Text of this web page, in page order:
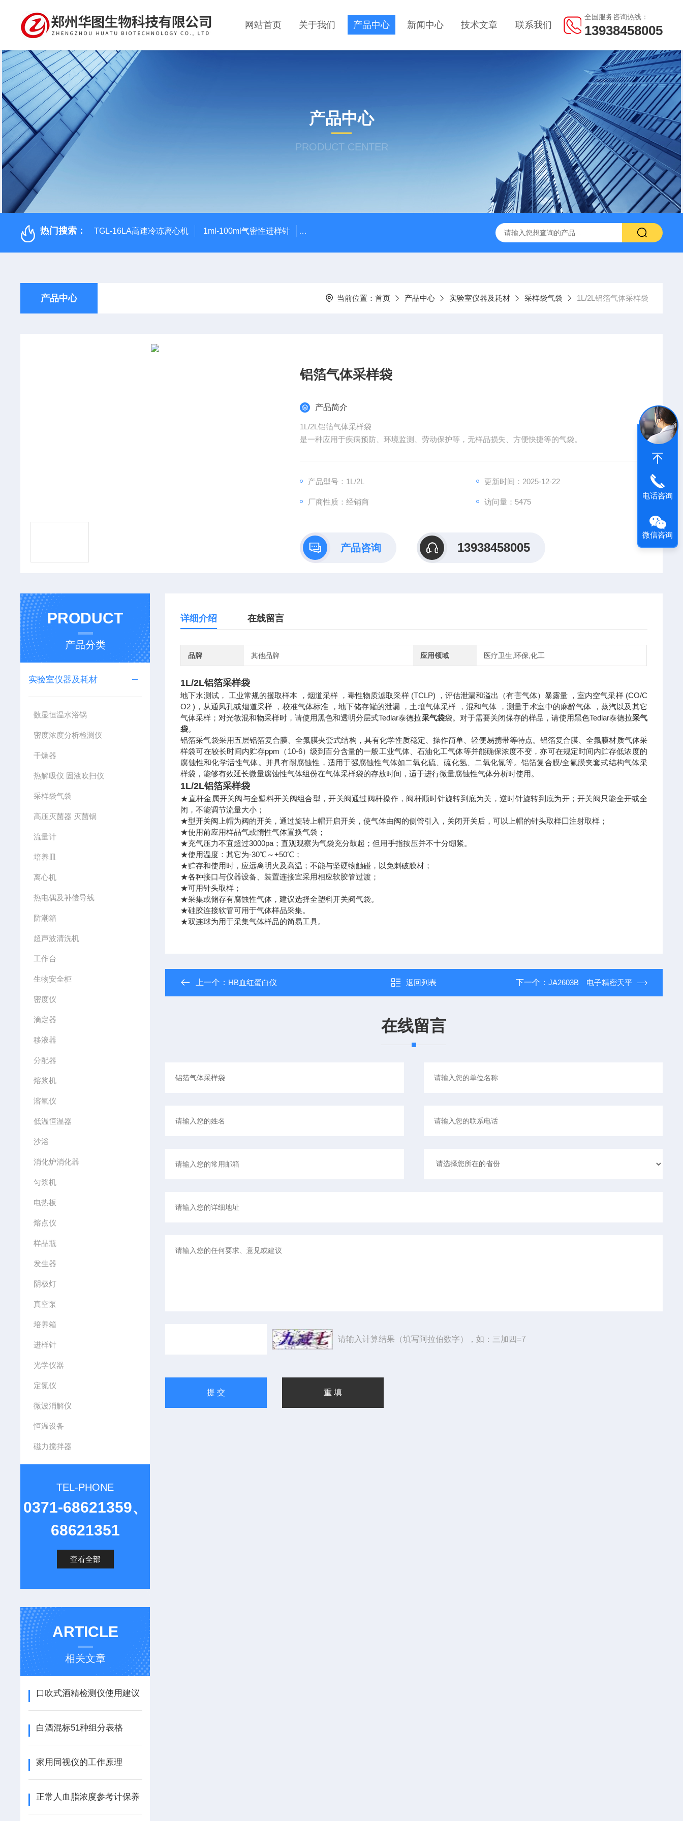
全国服务咨询热线：
13938458005
网站首页 关于我们 产品中心 新闻中心 技术文章 联系我们
产品中心
PRODUCT CENTER
热门搜索： TGL-16LA高速冷冻离心机 1ml-100ml气密性进样针 GWSY-1S高温恒温沙浴锅（300℃/600℃） GC-2060F智能血液中酒精色谱仪，血液酒精检测仪
产品中心 当前位置： 首页 产品中心 实验室仪器及耗材 采样袋气袋 1L/2L铝箔气体采样袋
铝箔气体采样袋
产品简介
1L/2L铝箔气体采样袋
是一种应用于疾病预防、环境监测、劳动保护等，无样品损失、方便快捷等的气袋。
产品型号：1L/2L 更新时间：2025-12-22
厂商性质：经销商 访问量：5475
产品咨询 13938458005
PRODUCT
产品分类
实验室仪器及耗材
数显恒温水浴锅
密度浓度分析检测仪
干燥器
热解吸仪 固液吹扫仪
采样袋气袋
高压灭菌器 灭菌锅
流量计
培养皿
离心机
热电偶及补偿导线
防潮箱
超声波清洗机
工作台
生物安全柜
密度仪
滴定器
移液器
分配器
熔浆机
溶氧仪
低温恒温器
沙浴
消化炉消化器
匀浆机
电热板
熔点仪
样品瓶
发生器
阴极灯
真空泵
培养箱
进样针
光学仪器
定氮仪
微波消解仪
恒温设备
磁力搅拌器
TEL-PHONE
0371-68621359、
68621351
查看全部
ARTICLE
相关文章
口吹式酒精检测仪使用建议
白酒混标51种组分表格
家用同视仪的工作原理
正常人血脂浓度参考计保养
详细介绍 在线留言
品牌 其他品牌 应用领域 医疗卫生,环保,化工
1L/2L铝箔采样袋
地下水测试， 工业常规的攫取样本 ，烟道采样 ，毒性物质滤取采样 (TCLP) ，评估泄漏和溢出（有害气体）暴露量 ，室内空气采样 (CO/C
O2 )，从通风孔或烟道采样 ，校准气体标准 ，地下储存罐的泄漏 ，土壤气体采样 ，混和气体 ，测量手术室中的麻醉气体 ，蒸汽以及其它
气体采样；对光敏混和物采样时，请使用黑色和透明分层式Tedlar泰德拉采气袋袋。对于需要关闭保存的样品，请使用黑色Tedlar泰德拉采气
袋。
铝箔采气袋采用五层铝箔复合膜、全氟膜夹套式结构，具有化学性质稳定、操作简单、轻便易携带等特点。铝箔复合膜、全氟膜材质气体采
样袋可在较长时间内贮存ppm（10-6）级到百分含量的一般工业气体、石油化工气体等并能确保浓度不变，亦可在规定时间内贮存低浓度的
腐蚀性和化学活性气体。并具有耐腐蚀性，适用于强腐蚀性气体如二氧化硫、硫化氢、二氧化氮等。铝箔复合膜/全氟膜夹套式结构气体采
样袋，能够有效延长微量腐蚀性气体组份在气体采样袋的存放时间，适于进行微量腐蚀性气体分析时使用。
1L/2L铝箔采样袋
★直杆金属开关阀与全塑料开关阀组合型，开关阀通过阀杆操作，阀杆顺时针旋转到底为关，逆时针旋转到底为开；开关阀只能全开或全
闭，不能调节流量大小；
★型开关阀上帽为阀的开关，通过旋转上帽开启开关，使气体由阀的侧管引入，关闭开关后，可以上帽的针头取样囗注射取样；
★使用前应用样品气或惰性气体置换气袋；
★充气压力不宜超过3000pa；直观观察为气袋充分鼓起；但用手指按压并不十分绷紧。
★使用温度：其它为-30℃～+50℃；
★贮存和使用时，应远离明火及高温；不能与坚硬物触碰，以免刺破膜材；
★各种接口与仪器设备、装置连接宜采用相应软胶管过渡；
★可用针头取样；
★采集或储存有腐蚀性气体，建议选择全塑料开关阀气袋。
★硅胶连接软管可用于气体样品采集。
★双连球为用于采集气体样品的简易工具。
上一个： HB血红蛋白仪 返回列表 下一个： JA2603B 电子精密天平
在线留言
请输入计算结果（填写阿拉伯数字），如：三加四=7
电话咨询
微信咨询